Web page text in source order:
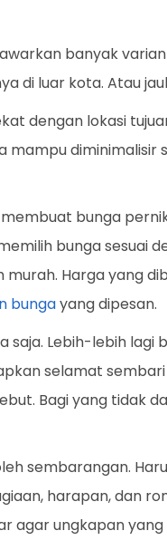
banyak
di luar kota. Atau
dengan lokasi
mampu
bunga
bunga sesuai
Harga yang
bungayang dipesan.
saja. Lebih-lebih lagi
selamat
Bagi yang tidak
sembarangan.
harapan, dan
agar ungkapan